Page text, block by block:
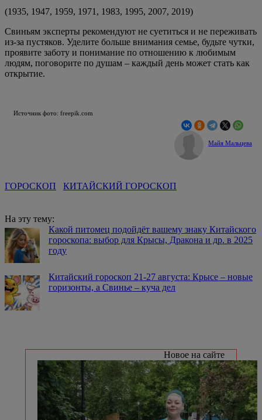
(1935, 1947, 1959, 1971, 1983, 1995, 2007, 2019)
Свиньям эксперты рекомендуют не суетиться и не переживать
из-за пустяков. Уделите больше внимания семье, будьте чутки,
проявите заботу и понимание по отношению к любимым
людям, поговорите по душам – каждый день может стать как
открытие.
Источник фото: freepik.com
Майя Мальцева
ГОРОСКОП КИТАЙСКИЙ ГОРОСКОП
На эту тему:
Какой питомец подойдёт вашему знаку Китайского
гороскопа: выбор для Крысы, Дракона и др. в 2025
году
Китайский гороскоп 21-27 августа: Крысе – новые
горизонты, а Свинье – куча дел
Новое на сайте